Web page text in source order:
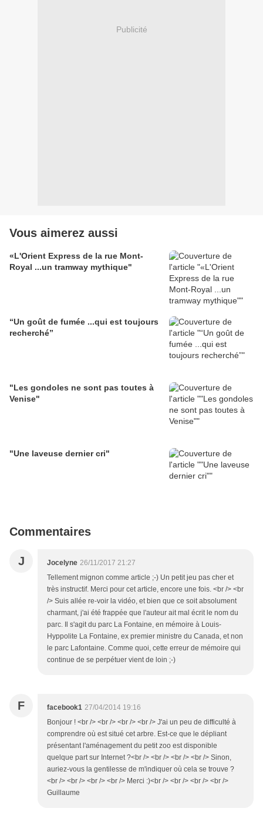
Publicité
Vous aimerez aussi
«L'Orient Express de la rue Mont-
Royal ...un tramway mythique"
“Un goût de fumée ...qui est toujours
recherché”
"Les gondoles ne sont pas toutes à
Venise"
"Une laveuse dernier cri"
Commentaires
J Jocelyne 26/11/2017 21:27
Tellement mignon comme article ;-) Un petit jeu pas cher et
très instructif. Merci pour cet article, encore une fois. <br /> <br
/> Suis allée re-voir la vidéo, et bien que ce soit absolument
charmant, j'ai été frappée que l'auteur ait mal écrit le nom du
parc. Il s'agit du parc La Fontaine, en mémoire à Louis-
Hyppolite La Fontaine, ex premier ministre du Canada, et non
le parc Lafontaine. Comme quoi, cette erreur de mémoire qui
continue de se perpétuer vient de loin ;-)
F facebook1 27/04/2014 19:16
Bonjour ! <br /> <br /> <br /> <br /> J'ai un peu de difficulté à
comprendre où est situé cet arbre. Est-ce que le dépliant
présentant l'aménagement du petit zoo est disponible
quelque part sur Internet ?<br /> <br /> <br /> <br /> Sinon,
auriez-vous la gentilesse de m'indiquer où cela se trouve ?
<br /> <br /> <br /> <br /> Merci :)<br /> <br /> <br /> <br />
Guillaume